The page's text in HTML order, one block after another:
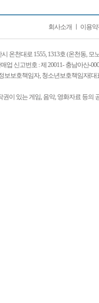
회사소개 ㅣ 이용약
온천대로 1555, 1313호 (온천동, 모
업 신고번호 : 제 20011- 충남아산-
보호책임자, 청소년보호책임자[대
이 있는 게임, 음악, 영화자료 등